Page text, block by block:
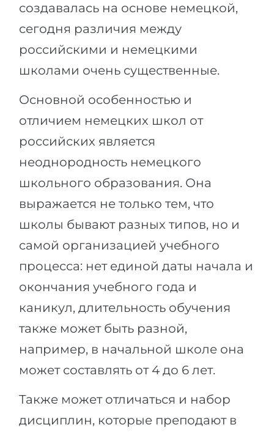
создавалась на основе немецкой,
сегодня различия между
российскими и немецкими
школами очень существенные.
Основной особенностью и
отличием немецких школ от
российских является
неоднородность немецкого
школьного образования. Она
выражается не только тем, что
школы бывают разных типов, но и
самой организацией учебного
процесса: нет единой даты начала и
окончания учебного года и
каникул, длительность обучения
также может быть разной,
например, в начальной школе она
может составлять от 4 до 6 лет.
Также может отличаться и набор
дисциплин, которые преподают в